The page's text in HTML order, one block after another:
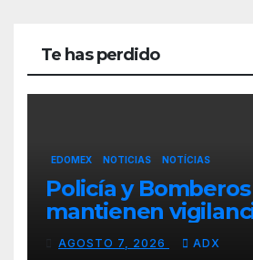
Te has perdido
EDOMEX NOTICIAS NOTÍCIAS
Policía y Bomberos
mantienen
lluvias en Toluca
AGOSTO 7, 2026 ADX